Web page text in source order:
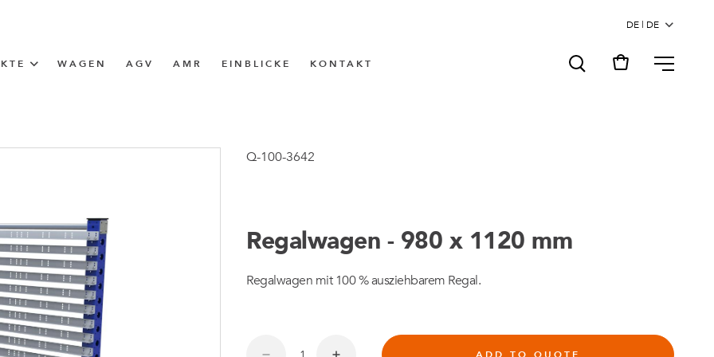
(I-Frame)
WAGEN AGV AMR EINBLICKE KONTAKT MENU
Q-100-3642
Regalwagen - 980 x 1120 mm
Regalwagen mit 100 % ausziehbarem Regal.